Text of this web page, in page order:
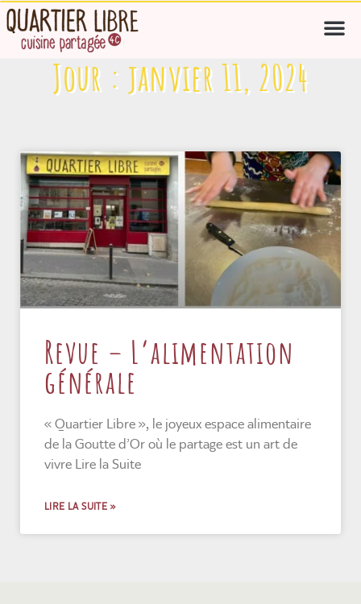
Jour : janvier 11, 2024
Revue – L’alimentation
générale
« Quartier Libre », le joyeux espace alimentaire
de la Goutte d’Or où le partage est un art de
vivre Lire la Suite
LIRE LA SUITE »